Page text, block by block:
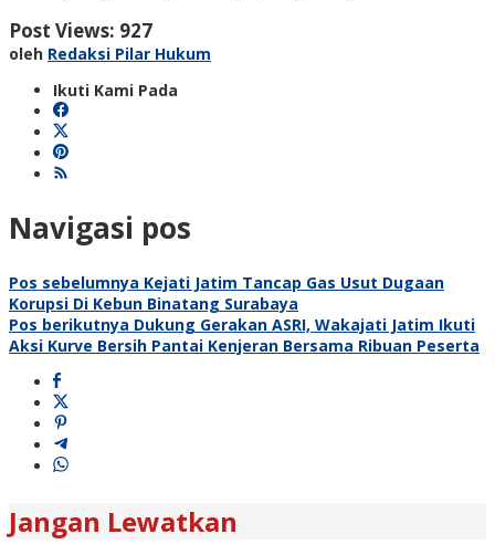
Post Views: 927
oleh Redaksi Pilar Hukum
Ikuti Kami Pada
Navigasi pos
Pos sebelumnya Kejati Jatim Tancap Gas Usut Dugaan
Korupsi Di Kebun Binatang Surabaya
Pos berikutnya Dukung Gerakan ASRI, Wakajati Jatim Ikuti
Aksi Kurve Bersih Pantai Kenjeran Bersama Ribuan Peserta
Jangan Lewatkan